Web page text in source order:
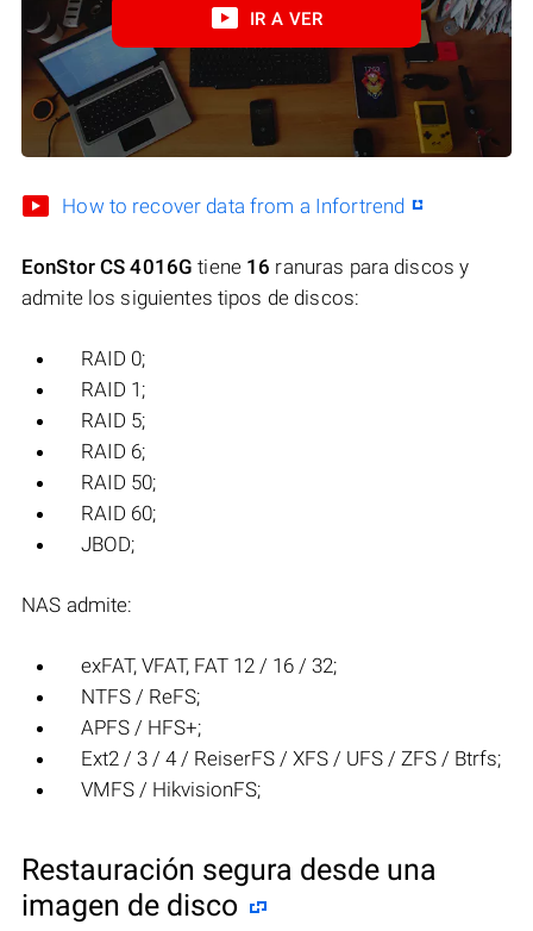
IR A VER
How to recover data from a Infortrend
EonStor CS 4016G tiene 16 ranuras para discos y
admite los siguientes tipos de discos:
RAID 0;
RAID 1;
RAID 5;
RAID 6;
RAID 50;
RAID 60;
JBOD;
NAS admite:
exFAT, VFAT, FAT 12 / 16 / 32;
NTFS / ReFS;
APFS / HFS+;
Ext2 / 3 / 4 / ReiserFS / XFS / UFS / ZFS / Btrfs;
VMFS / HikvisionFS;
Restauración segura desde una
imagen de disco